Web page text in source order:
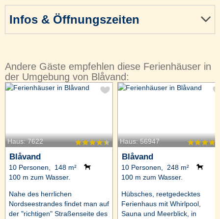
Infos & Öffnungszeiten
Andere Gäste empfehlen diese Ferienhäuser in
der Umgebung von Blåvand:
Haus: 7622
Blåvand
10 Personen, 148 m²
100 m zum Wasser.
Nahe des herrlichen
Nordseestrandes findet man auf
der "richtigen" Straßenseite des
Haus: 56947
Blåvand
10 Personen, 248 m²
100 m zum Wasser.
Hübsches, reetgedecktes
Ferienhaus mit Whirlpool,
Sauna und Meerblick, in